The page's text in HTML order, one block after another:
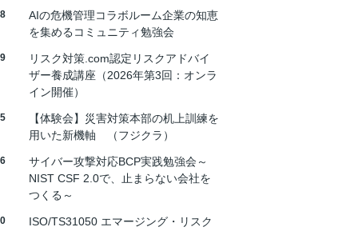
AIの危機管理コラボルーム企業の知恵
を集めるコミュニティ勉強会
リスク対策.com認定リスクアドバイ
ザー養成講座（2026年第3回：オンラ
イン開催）
【体験会】災害対策本部の机上訓練を
用いた新機軸 （フジクラ）
サイバー攻撃対応BCP実践勉強会～
NIST CSF 2.0で、止まらない会社を
つくる～
ISO/TS31050 エマージング・リスク